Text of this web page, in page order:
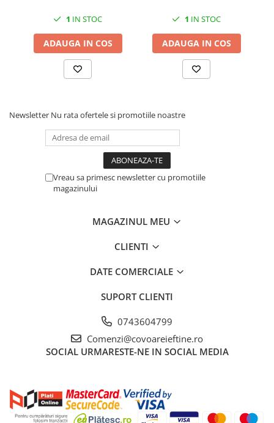
1 IN STOC
ADAUGA IN COS
1 IN STOC
ADAUGA IN COS
Newsletter Nu rata ofertele si promotiile noastre
Vreau sa primesc newsletter cu promotiile
magazinului
MAGAZINUL MEU
CLIENTI
DATE COMERCIALE
SUPORT CLIENTI
0743604799
Comenzi@covoareieftine.ro
SOCIAL URMARESTE-NE IN SOCIAL MEDIA